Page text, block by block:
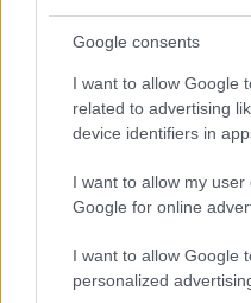
Google consents
I want to allow Google
related to advertising
device identifiers in
I want to allow my
Google for online
I want to allow Google
personalized
kannattavuus ei
Jaakko Suojanen,